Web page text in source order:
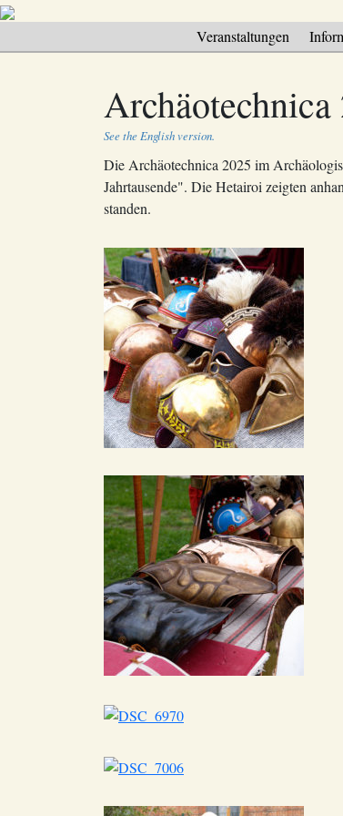
Veranstaltungen
Archäotechnica
See the English version.
Die Archäotechnica 2025 im
Jahrtausende". Die Hetairoi zeigten
standen.